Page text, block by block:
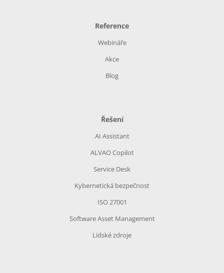
Reference
Webináře
Akce
Blog
Řešení
AI Assistant
ALVAO Copilot
Service Desk
Kybernetická bezpečnost
ISO 27001
Software Asset Management
Lidské zdroje